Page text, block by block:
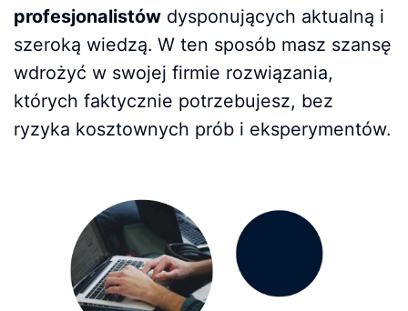
profesjonalistów dysponujących aktualną i
szeroką wiedzą. W ten sposób masz szansę
wdrożyć w swojej firmie rozwiązania,
których faktycznie potrzebujesz, bez
ryzyka kosztownych prób i eksperymentów.